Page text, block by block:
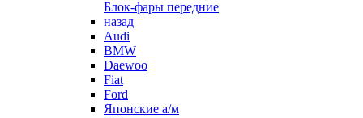
Блок-фары передние
назад
Audi
BMW
Daewoo
Fiat
Ford
Японские а/м